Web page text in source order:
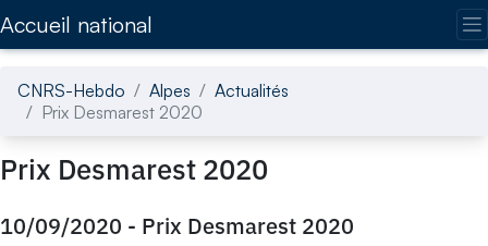
Accueil national
CNRS-Hebdo Alpes
Actualités
Prix Desmarest 2020
Prix Desmarest 2020
10/09/2020 - Prix Desmarest 2020